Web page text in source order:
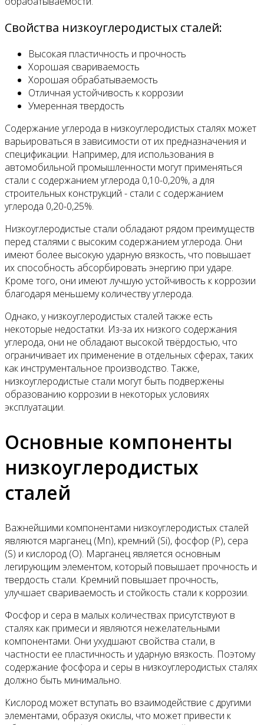
Свойства низкоуглеродистых сталей:
Высокая пластичность и прочность
Хорошая свариваемость
Хорошая обрабатываемость
Отличная устойчивость к коррозии
Умеренная твердость
Содержание углерода в низкоуглеродистых сталях может
варьироваться в зависимости от их предназначения и
спецификации. Например, для использования в
автомобильной промышленности могут применяться
стали с содержанием углерода 0,10-0,20%, а для
строительных конструкций - стали с содержанием
углерода 0,20-0,25%.
Низкоуглеродистые стали обладают рядом преимуществ
перед сталями с высоким содержанием углерода. Они
имеют более высокую ударную вязкость, что повышает
их способность абсорбировать энергию при ударе.
Кроме того, они имеют лучшую устойчивость к коррозии
благодаря меньшему количеству углерода.
Однако, у низкоуглеродистых сталей также есть
некоторые недостатки. Из-за их низкого содержания
углерода, они не обладают высокой твёрдостью, что
ограничивает их применение в отдельных сферах, таких
как инструментальное производство. Также,
низкоуглеродистые стали могут быть подвержены
образованию коррозии в некоторых условиях
эксплуатации.
Основные компоненты
низкоуглеродистых
сталей
Важнейшими компонентами низкоуглеродистых сталей
являются марганец (Mn), кремний (Si), фосфор (P), сера
(S) и кислород (O). Марганец является основным
легирующим элементом, который повышает прочность и
твердость стали. Кремний повышает прочность,
улучшает свариваемость и стойкость стали к коррозии.
Фосфор и сера в малых количествах присутствуют в
сталях как примеси и являются нежелательными
компонентами. Они ухудшают свойства стали, в
частности ее пластичность и ударную вязкость. Поэтому
содержание фосфора и серы в низкоуглеродистых сталях
должно быть минимально.
Кислород может вступать во взаимодействие с другими
элементами, образуя окислы, что может привести к